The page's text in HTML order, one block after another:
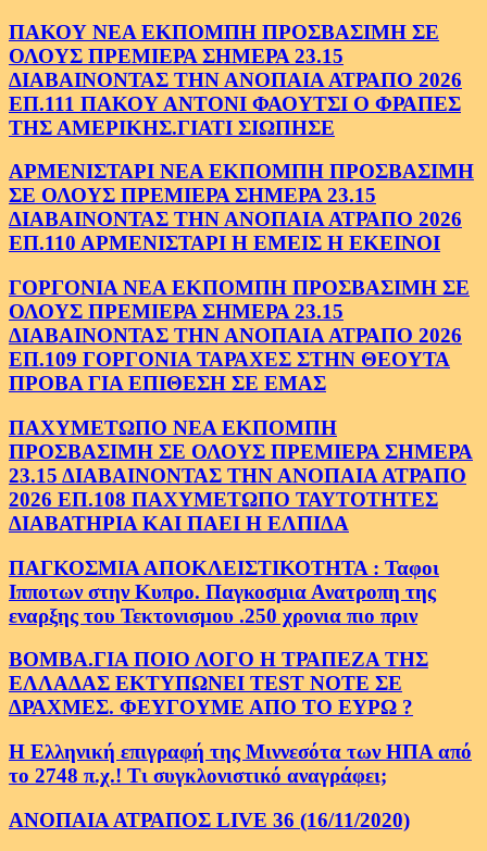
ΠΑΚΟΥ ΝΕΑ ΕΚΠΟΜΠΗ ΠΡΟΣΒΑΣΙΜΗ ΣΕ
ΟΛΟΥΣ ΠΡΕΜΙΕΡΑ ΣΗΜΕΡΑ 23.15
ΔΙΑΒΑΙΝΟΝΤΑΣ ΤΗΝ ΑΝΟΠΑΙΑ ΑΤΡΑΠΟ 2026
ΕΠ.111 ΠΑΚΟΥ ΑΝΤΟΝΙ ΦΑΟΥΤΣΙ Ο ΦΡΑΠΕΣ
ΤΗΣ ΑΜΕΡΙΚΗΣ.ΓΙΑΤΙ ΣΙΩΠΗΣΕ
ΑΡΜΕΝΙΣΤΑΡΙ ΝΕΑ ΕΚΠΟΜΠΗ ΠΡΟΣΒΑΣΙΜΗ
ΣΕ ΟΛΟΥΣ ΠΡΕΜΙΕΡΑ ΣΗΜΕΡΑ 23.15
ΔΙΑΒΑΙΝΟΝΤΑΣ ΤΗΝ ΑΝΟΠΑΙΑ ΑΤΡΑΠΟ 2026
ΕΠ.110 ΑΡΜΕΝΙΣΤΑΡΙ Η ΕΜΕΙΣ Η ΕΚΕΙΝΟΙ
ΓΟΡΓΟΝΙΑ ΝΕΑ ΕΚΠΟΜΠΗ ΠΡΟΣΒΑΣΙΜΗ ΣΕ
ΟΛΟΥΣ ΠΡΕΜΙΕΡΑ ΣΗΜΕΡΑ 23.15
ΔΙΑΒΑΙΝΟΝΤΑΣ ΤΗΝ ΑΝΟΠΑΙΑ ΑΤΡΑΠΟ 2026
ΕΠ.109 ΓΟΡΓΟΝΙΑ ΤΑΡΑΧΕΣ ΣΤΗΝ ΘΕΟΥΤΑ
ΠΡΟΒΑ ΓΙΑ ΕΠΙΘΕΣΗ ΣΕ ΕΜΑΣ
ΠΑΧΥΜΕΤΩΠΟ ΝΕΑ ΕΚΠΟΜΠΗ
ΠΡΟΣΒΑΣΙΜΗ ΣΕ ΟΛΟΥΣ ΠΡΕΜΙΕΡΑ ΣΗΜΕΡΑ
23.15 ΔΙΑΒΑΙΝΟΝΤΑΣ ΤΗΝ ΑΝΟΠΑΙΑ ΑΤΡΑΠΟ
2026 ΕΠ.108 ΠΑΧΥΜΕΤΩΠΟ ΤΑΥΤΟΤΗΤΕΣ
ΔΙΑΒΑΤΗΡΙΑ ΚΑΙ ΠΑΕΙ Η ΕΛΠΙΔΑ
ΠΑΓΚΟΣΜΙΑ ΑΠΟΚΛΕΙΣΤΙΚΟΤΗΤΑ : Ταφοι
Ιπποτων στην Κυπρο. Παγκοσμια Ανατροπη της
εναρξης του Τεκτονισμου .250 χρονια πιο πριν
ΒΟΜΒΑ.ΓΙΑ ΠΟΙΟ ΛΟΓΟ Η ΤΡΑΠΕΖΑ ΤΗΣ
ΕΛΛΑΔΑΣ ΕΚΤΥΠΩΝΕΙ TEST NOTE ΣΕ
ΔΡΑΧΜΕΣ. ΦΕΥΓΟΥΜΕ ΑΠΟ ΤΟ ΕΥΡΩ ?
Η Ελληνική επιγραφή της Μιννεσότα των ΗΠΑ από
το 2748 π.χ.! Τι συγκλονιστικό αναγράφει;
ΑΝΟΠΑΙΑ ΑΤΡΑΠΟΣ LIVE 36 (16/11/2020)